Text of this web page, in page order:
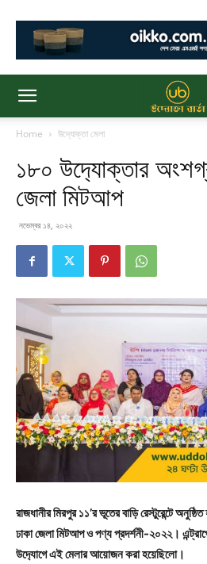
Home উদ্যোক্তা মেলা
১৮০ উদ‍্যোক্তার
জেলা মিটআপ
নভেম্বর ১৪, ২০২২
রাজধানীর মিরপুর ১১’র ভূতের বাড়ি রেস্টুরেন্টে
ঢাকা জেলা মিটআপ ও পণ্য প্রদর্শনী-২০২২।
উদ‍্যোগে এই মেলার আয়োজন করা হয়েছিলো।